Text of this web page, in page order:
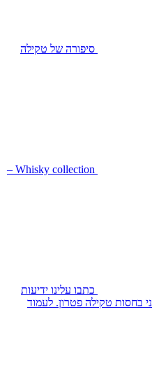
סיפורה של טקילה
Whisky collection –
כתבו עלינו ידיעות
בחסות טקילה פטרון. לעמוד